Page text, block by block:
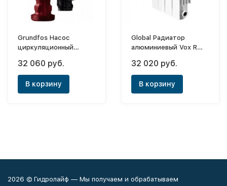
Grundfos Насос
циркуляционный
32 060 руб.
В корзину
Global Радиатор
алюминиевый Vox R
32 020 руб.
В корзину
2026 © Гидролайф — Мы получаем и обрабатываем